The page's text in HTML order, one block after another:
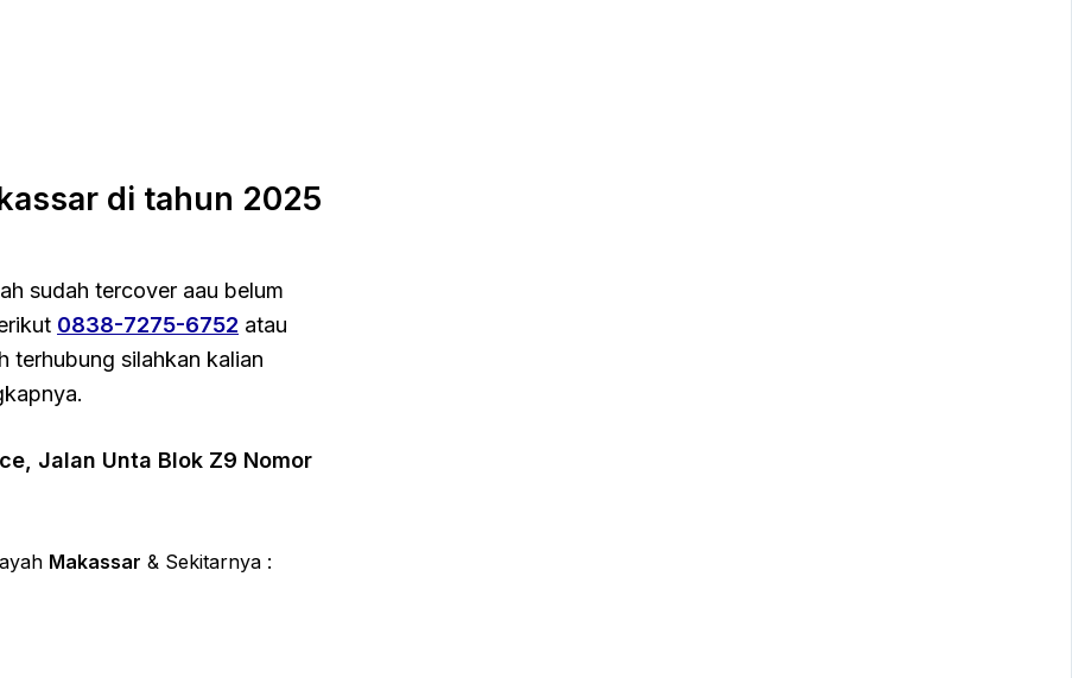
di tahun 2025
sudah tercover aau belum
0838-7275-6752 atau
terhubung silahkan kalian
Jalan Unta Blok Z9 Nomor
Makassar & Sekitarnya :